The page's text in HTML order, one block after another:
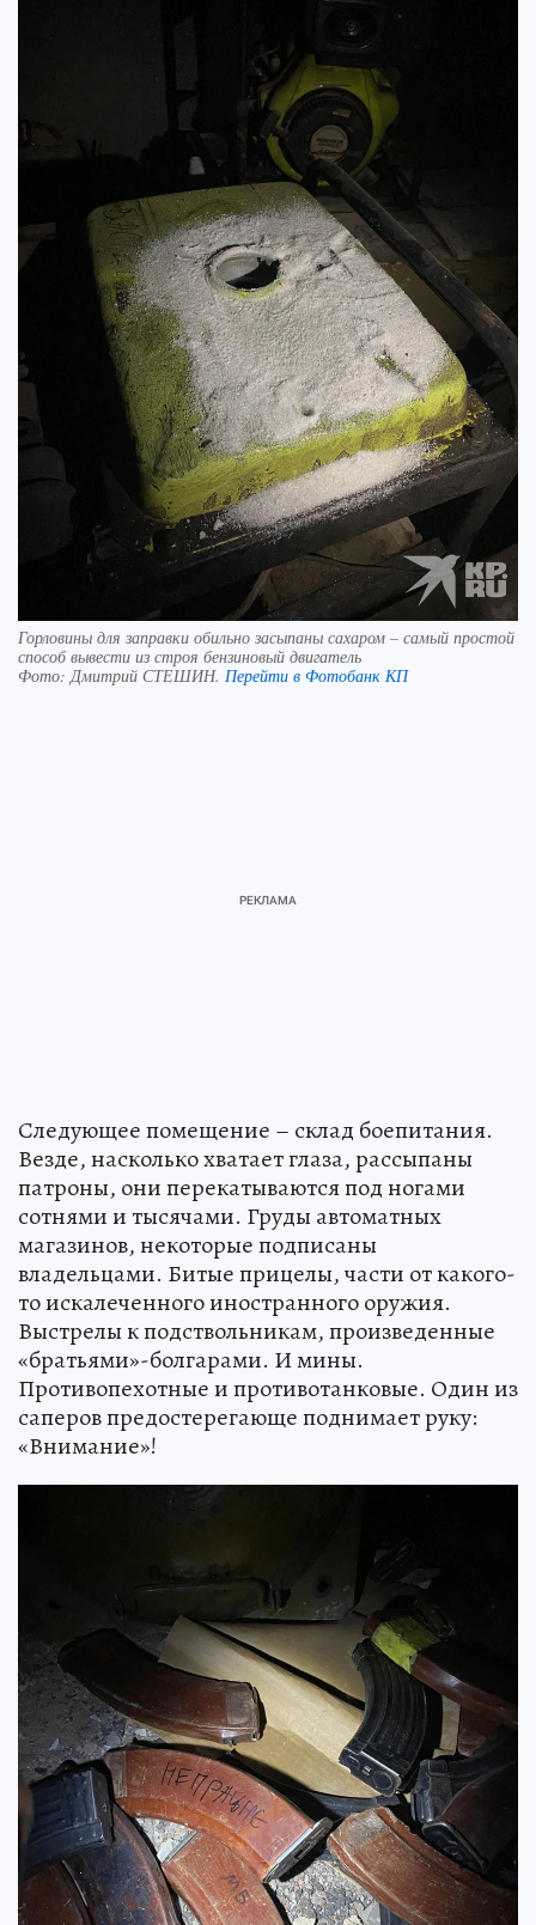
Горловины для заправки обильно засыпаны сахаром – самый простой
способ вывести из строя бензиновый двигатель
Фото: Дмитрий СТЕШИН. Перейти в Фотобанк КП
Следующее помещение – склад боепитания.
Везде, насколько хватает глаза, рассыпаны
патроны, они перекатываются под ногами
сотнями и тысячами. Груды автоматных
магазинов, некоторые подписаны
владельцами. Битые прицелы, части от какого-
то искалеченного иностранного оружия.
Выстрелы к подствольникам, произведенные
«братьями»-болгарами. И мины.
Противопехотные и противотанковые. Один из
саперов предостерегающе поднимает руку:
«Внимание»!